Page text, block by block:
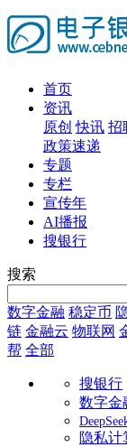
首页
资讯
原创 快讯 招
政策速递
专题
专栏
宣传年
AI播报
搜银行
搜索
数字金融 稳定币
链 金融云 物联网
帮 全部
搜银行
数字金
隐私计